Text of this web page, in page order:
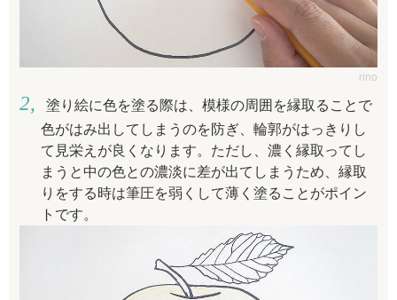
rino
塗り絵に色を塗る際は、模様の周囲を縁取ることで
色がはみ出してしまうのを防ぎ、輪郭がはっきりし
て見栄えが良くなります。ただし、濃く縁取ってし
まうと中の色との濃淡に差が出てしまうため、縁取
りをする時は筆圧を弱くして薄く塗ることがポイン
トです。